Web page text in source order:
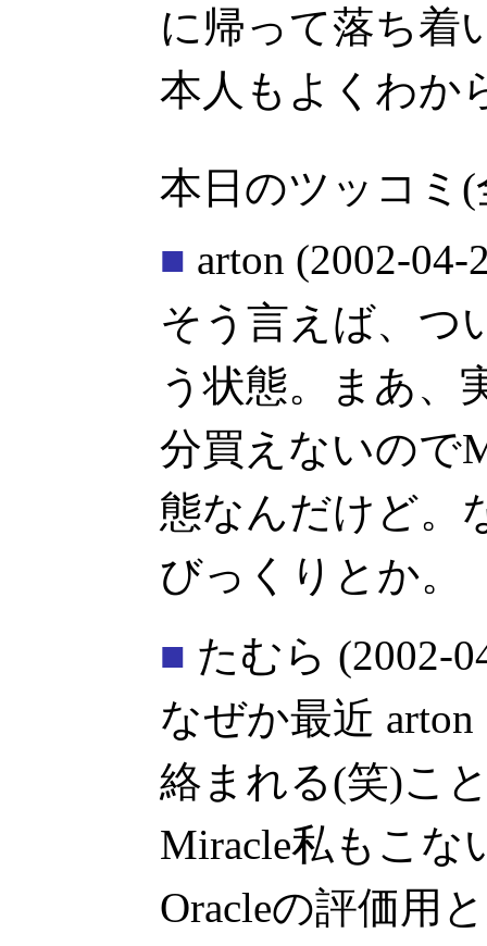
に帰って落ち着
本人もよくわか
本日のツッコミ(
■ arton (2002-04-
そう言えば、つ
う状態。まあ、
分買えないので
態なんだけど。
びっくりとか。
■ たむら (2002-
なぜか最近
絡まれる(笑)こ
Miracle私もこな
Oracleの評価用